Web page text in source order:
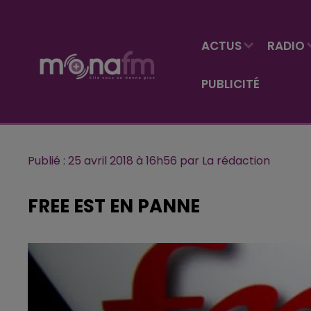
ACTUS RADIO
PUBLICITÉ
Publié : 25 avril 2018 à 16h56 par La rédaction
FREE EST EN PANNE